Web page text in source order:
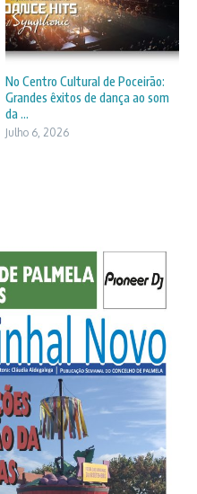
No Centro Cultural de Poceirão:
Grandes êxitos de dança ao som
da ...
Julho 6, 2026